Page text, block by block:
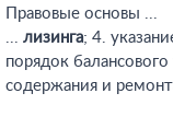
Правовые основы ...
... лизинга; 4.
порядок
содержания и